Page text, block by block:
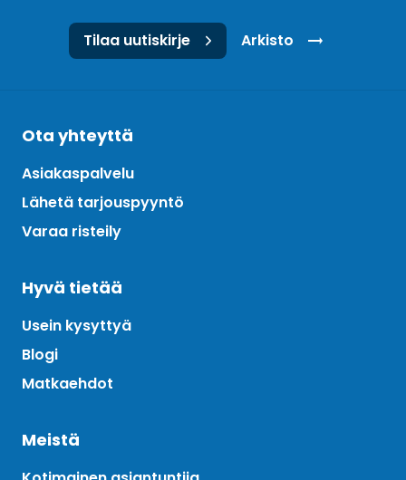
Tilaa uutiskirje Arkisto
Ota yhteyttä
Asiakaspalvelu
Lähetä tarjouspyyntö
Varaa risteily
Hyvä tietää
Usein kysyttyä
Blogi
Matkaehdot
Meistä